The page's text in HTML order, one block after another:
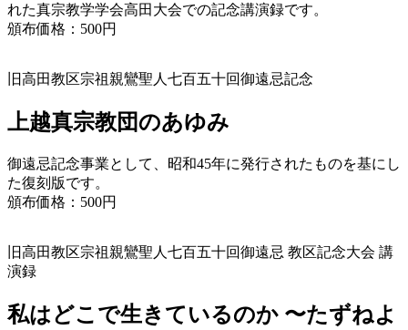
れた真宗教学学会高田大会での記念講演録です。
頒布価格：500円
旧高田教区宗祖親鸞聖人 七百五十回御遠忌記念
上越真宗教団のあゆみ
御遠忌記念事業として、昭和45年に発行されたものを基にし
た復刻版です。
頒布価格：500円
旧高田教区宗祖親鸞聖人七百五十回御遠忌 教区記念大会 講
演録
私はどこで生きているのか 〜たずねよ